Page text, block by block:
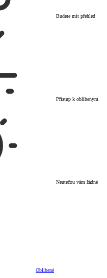
Budete mít přehled
Přístup k oblíbeným
Neutečou vám žádné
Oblíbené